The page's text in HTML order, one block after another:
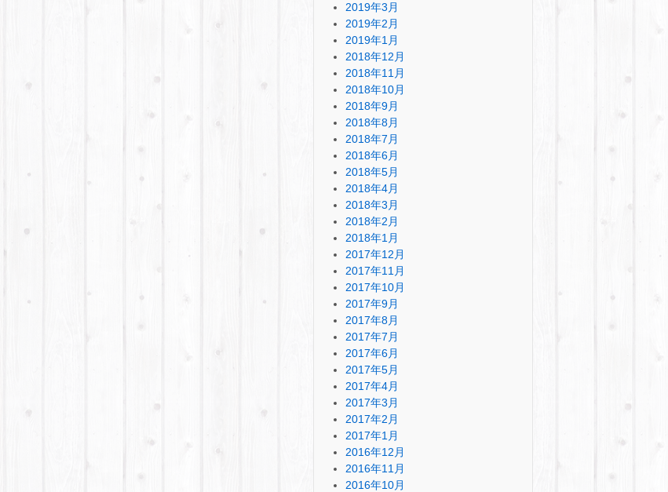
2019年3月
2019年2月
2019年1月
2018年12月
2018年11月
2018年10月
2018年9月
2018年8月
2018年7月
2018年6月
2018年5月
2018年4月
2018年3月
2018年2月
2018年1月
2017年12月
2017年11月
2017年10月
2017年9月
2017年8月
2017年7月
2017年6月
2017年5月
2017年4月
2017年3月
2017年2月
2017年1月
2016年12月
2016年11月
2016年10月